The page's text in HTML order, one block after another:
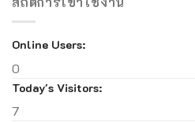
Online Users:
0
Today's Visitors:
7